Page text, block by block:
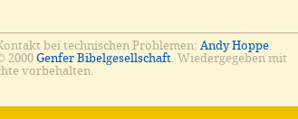
bei technischen Problemen: Andy Hoppe.
2000 Genfer Bibelgesellschaft. Wiedergegeben mit
vorbehalten.